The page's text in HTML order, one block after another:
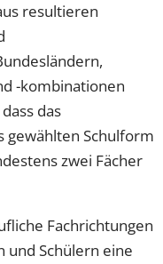
resultieren
-kombinationen
das
gewählten Schulform
zwei Fächer
Fachrichtungen
und Schülern eine